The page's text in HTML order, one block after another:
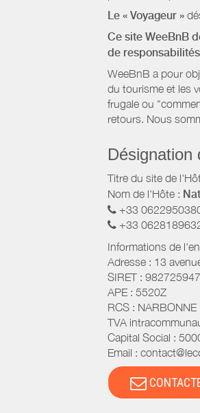
Le « Voyageur »
Ce site WeeBnB
de
WeeBnB a pour
du tourisme et les
frugale ou
retours. Nous
Désignation
Titre du site de
Nom de l'Hôte :
+33
+33
Informations de
Adresse : 13
SIRET :
APE : 5520Z
RCS : NARBONNE
TVA
Capital Social :
Email :